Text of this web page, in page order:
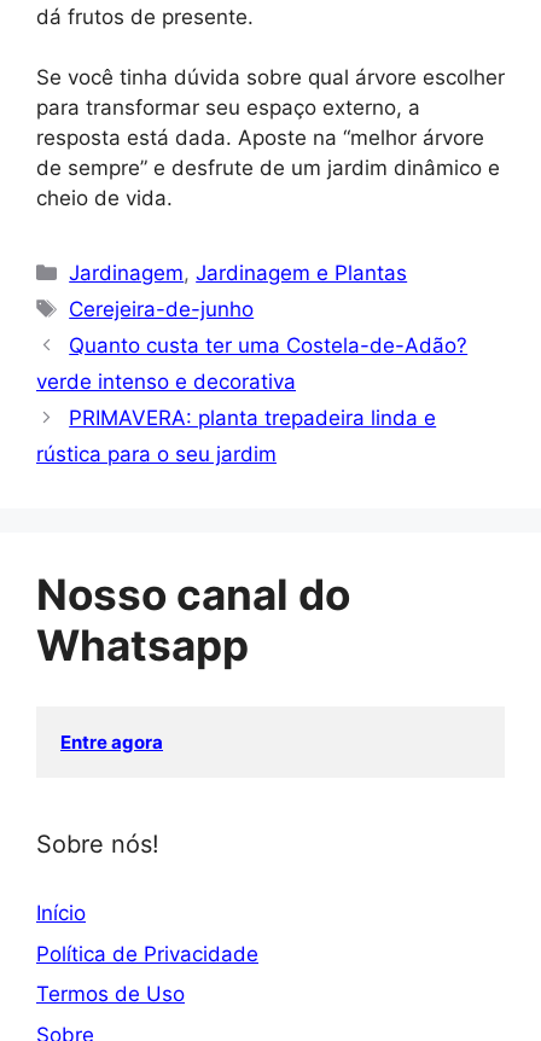
dá frutos de presente.
Se você tinha dúvida sobre qual árvore escolher
para transformar seu espaço externo, a
resposta está dada. Aposte na “melhor árvore
de sempre” e desfrute de um jardim dinâmico e
cheio de vida.
Categorias
Jardinagem,Jardinagem e Plantas
Tags
Cerejeira-de-junho
Quanto custa ter uma Costela-de-Adão?
verde intenso e decorativa
PRIMAVERA: planta trepadeira linda e
rústica para o seu jardim
Nosso canal do
Whatsapp
Entre agora
Sobre nós!
Início
Política de Privacidade
Termos de Uso
Sobre